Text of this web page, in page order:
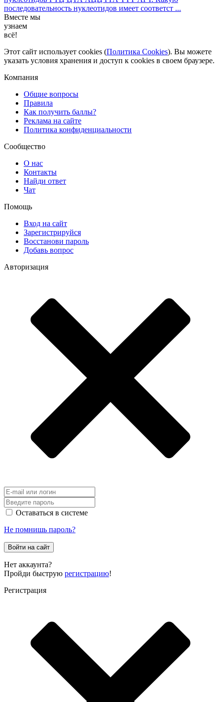
последовательность нуклеотидов имеет соответст ...
Вместе мы
узнаем
всё!
Этот сайт использует cookies (Политика Cookies). Вы можете
указать условия хранения и доступ к cookies в своем браузере.
Компания
Общие вопросы
Правила
Как получить баллы?
Реклама на сайте
Политика конфиденциальности
Сообщество
О нас
Контакты
Найди ответ
Чат
Помощь
Вход на сайт
Зарегистрируйся
Восстанови пароль
Добавь вопрос
Авторизация
Оставаться в системе
Не помнишь пароль?
Войти на сайт
Нет аккаунта?
Пройди быструю регистрацию!
Регистрация